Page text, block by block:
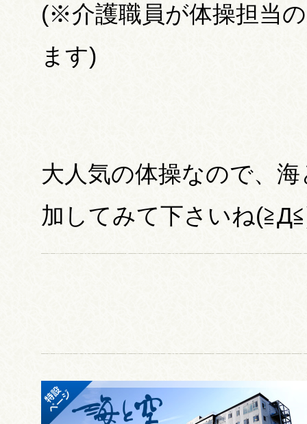
(※介護職員が体操担当
ます)
大人気の体操なので、
加してみて下さいね